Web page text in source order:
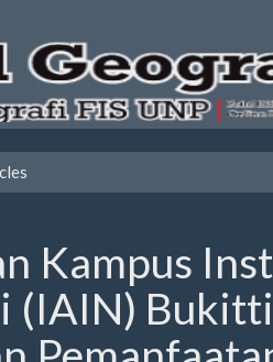
Kampus
(IAIN)